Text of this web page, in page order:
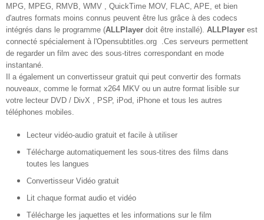
MPG, MPEG, RMVB, WMV , QuickTime MOV, FLAC, APE, et bien
d'autres formats moins connus peuvent être lus grâce à des codecs
intégrés dans le programme (ALLPlayer doit être installé). ALLPlayer est
connecté spécialement à l'Opensubtitles.org .Ces serveurs permettent
de regarder un film avec des sous-titres correspondant en mode
instantané.
Il a également un convertisseur gratuit qui peut convertir des formats
nouveaux, comme le format x264 MKV ou un autre format lisible sur
votre lecteur DVD / DivX , PSP, iPod, iPhone et tous les autres
téléphones mobiles.
Lecteur vidéo-audio gratuit et facile à utiliser
Télécharge automatiquement les sous-titres des films dans
toutes les langues
Convertisseur Vidéo gratuit
Lit chaque format audio et vidéo
Télécharge les jaquettes et les informations sur le film